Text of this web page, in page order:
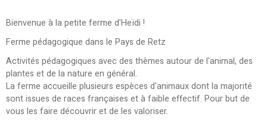
Bienvenue à la petite ferme d'Heïdi !
Ferme pédagogique dans le Pays de Retz
Activités pédagogiques avec des thèmes autour de l'animal, des
plantes et de la nature en général.
La ferme accueille plusieurs espèces d'animaux dont la majorité
sont issues de races françaises et à faible effectif. Pour but de
vous les faire découvrir et de les valoriser.